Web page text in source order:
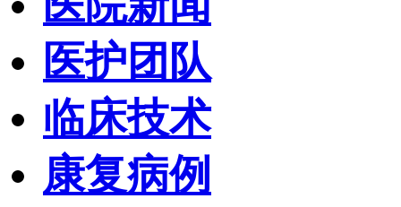
医护团队
临床技术
康复病例